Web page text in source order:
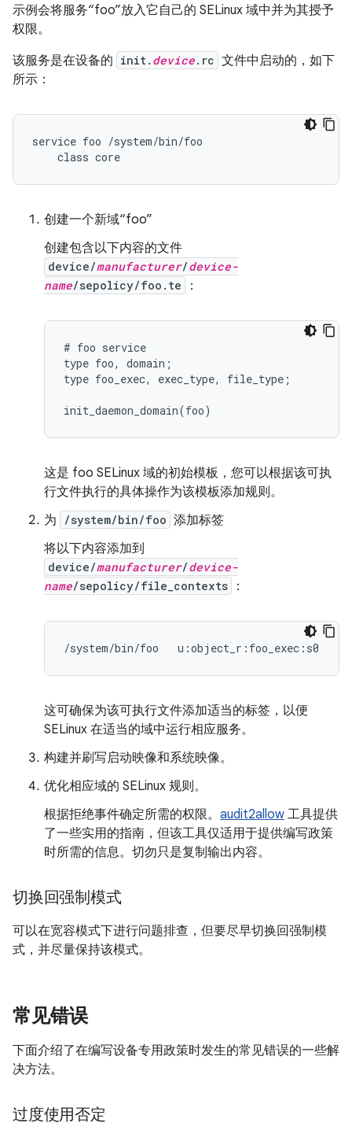
示例会将服务“foo”放入它自己的 SELinux 域中并为其授予
权限。
该服务是在设备的 init. device.rc 文件中启动的，如下
所示：
service foo /system/bin/foo
创建一个新域“foo”
创建包含以下内容的文件
device/manufacturer/device-
name/sepolicy/foo.te ：
# foo service
type foo, domain;
type foo_exec, exec_type, file_type;
这是 foo SELinux 域的初始模板，您可以根据该可执
行文件执行的具体操作为该模板添加规则。
为
/system/bin/foo 添加标签
将以下内容添加到
device/manufacturer/device-
name/sepolicy/file_contexts ：
这可确保为该可执行文件添加适当的标签，以便
SELinux 在适当的域中运行相应服务。
构建并刷写启动映像和系统映像。
优化相应域的 SELinux 规则。
根据拒绝事件确定所需的权限。 audit2allow 工具提供
了一些实用的指南，但该工具仅适用于提供编写政策
时所需的信息。切勿只是复制输出内容。
切换回强制模式
可以在宽容模式下进行问题排查，但要尽早切换回强制模
式，并尽量保持该模式。
常见错误
下面介绍了在编写设备专用政策时发生的常见错误的一些解
决方法。
过度使用否定